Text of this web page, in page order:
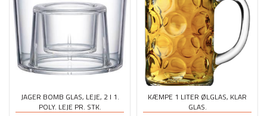
JAGER BOMB GLAS, LEJE, 2 I 1.
POLY. LEJE PR. STK.
KÆMPE 1 LITER ØLGLAS, KLAR
GLAS.